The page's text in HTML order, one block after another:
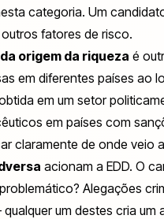
categoria. Um
fatores de risco.
origem da riqueza é
em diferentes países ao
em um setor
em países com
claramente de onde veio
acionam a EDD. O
Alegações
um destes cria um